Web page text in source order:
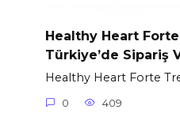
Healthy Heart
Türkiye’de Sipariş
Healthy Heart Forte
0 409